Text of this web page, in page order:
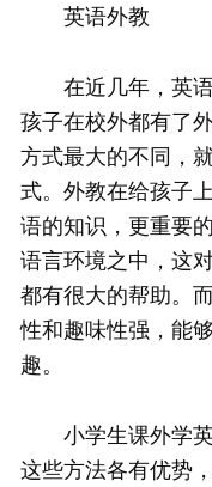
英语外教
在近几年，英语
孩子在校外都有了
方式最大的不同，
式。外教在给孩子
语的知识，更重要
语言环境之中，这
都有很大的帮助。
性和趣味性强，能
趣。
小学生课外学英
这些方法各有优势